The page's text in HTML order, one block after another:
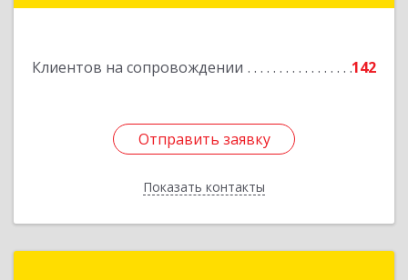
Клиентов на сопровождении 142
Отправить заявку
Показать контакты
Отправить заявку
Назад